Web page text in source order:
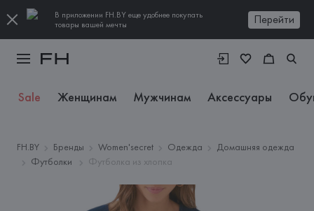
В приложении FH.BY еще удобнее покупать
товары вашей мечты
Перейти
Sale Женщинам Мужчинам Аксессуары
FH.BY Бренды Women'secret Одежда
Домашняя одежда
Футболки
Футболка из хлопка